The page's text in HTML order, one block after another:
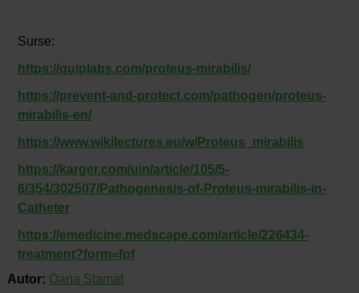
Surse:
https://quiplabs.com/proteus-mirabilis/
https://prevent-and-protect.com/pathogen/proteus-
mirabilis-en/
https://www.wikilectures.eu/w/Proteus_mirabilis
https://karger.com/uin/article/105/5-
6/354/302507/Pathogenesis-of-Proteus-mirabilis-in-
Catheter
https://emedicine.medscape.com/article/226434-
treatment?form=fpf
Autor: Oana Stamat